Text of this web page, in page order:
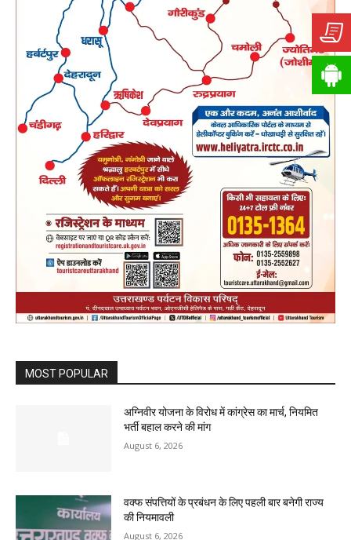
MOST POPULAR
अग्निवीर योजना के विरोध में कांग्रेस का मार्च, नियमित
भर्ती बहाल करने की मांग
August 6, 2026
वक्फ संपत्तियों के प्रबंधन के लिए पहली बार बनेगी राज्य
की नियमावली
August 6, 2026